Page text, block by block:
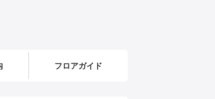
フロアガイド